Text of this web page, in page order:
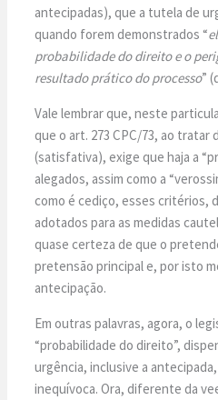
antecipadas), que a tutela de
quando forem demonstrados “
probabilidade do direito e o
resultado prático do processo”
Vale lembrar que, neste
que o art. 273 CPC/73, ao tratar
(satisfativa), exige que haja a
alegados, assim como a
como é cediço, esses critérios,
adotados para as medidas
quase certeza de que o
pretensão principal e, por isto
antecipação.
Em outras palavras, agora, o
“probabilidade do direito”,
urgência, inclusive a
inequívoca. Ora, diferente da